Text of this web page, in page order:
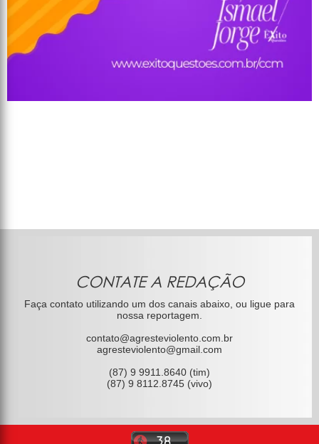
CONTATE A REDAÇÃO
Faça contato utilizando um dos canais abaixo, ou ligue para
nossa reportagem.
contato@agresteviolento.com.br
agresteviolento@gmail.com
(87) 9 9911.8640 (tim)
(87) 9 8112.8745 (vivo)